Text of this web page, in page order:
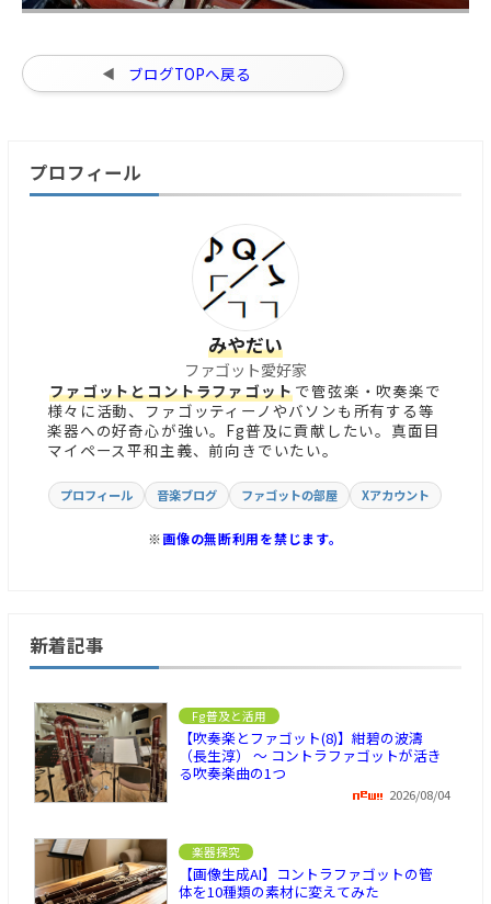
ブログTOPへ戻る
プロフィール
みやだい
ファゴット愛好家
ファゴットとコントラファゴットで管弦楽・吹奏楽で
様々に活動、ファゴッティーノやバソンも所有する等
楽器への好奇心が強い。Fg普及に貢献したい。真面目
マイペース平和主義、前向きでいたい。
プロフィール 音楽ブログ ファゴットの部屋 Xアカウント
※画像の無断利用を禁じます。
新着記事
Fg普及と活用
【吹奏楽とファゴット(8)】紺碧の波濤
（長生淳） ～ コントラファゴットが活き
る吹奏楽曲の1つ
2026/08/04
楽器探究
【画像生成AI】コントラファゴットの管
体を10種類の素材に変えてみた